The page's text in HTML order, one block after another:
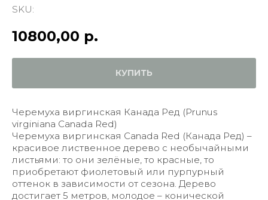
SKU:
10800,00 р.
КУПИТЬ
Черемуха виргинская Канада Ред (Prunus
virginiana Canada Red)
Черемуха виргинская Canada Red (Канада Ред) –
красивое лиственное дерево с необычайными
листьями: то они зелёные, то красные, то
приобретают фиолетовый или пурпурный
оттенок в зависимости от сезона. Дерево
достигает 5 метров, молодое – конической